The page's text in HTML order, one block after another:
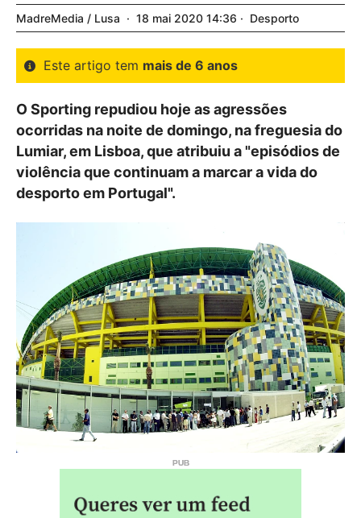
MadreMedia / Lusa 18 mai 2020 14:36 Desporto
Este artigo tem mais de 6 anos
O Sporting repudiou hoje as agressões
ocorridas na noite de domingo, na freguesia do
Lumiar, em Lisboa, que atribuiu a "episódios de
violência que continuam a marcar a vida do
desporto em Portugal".